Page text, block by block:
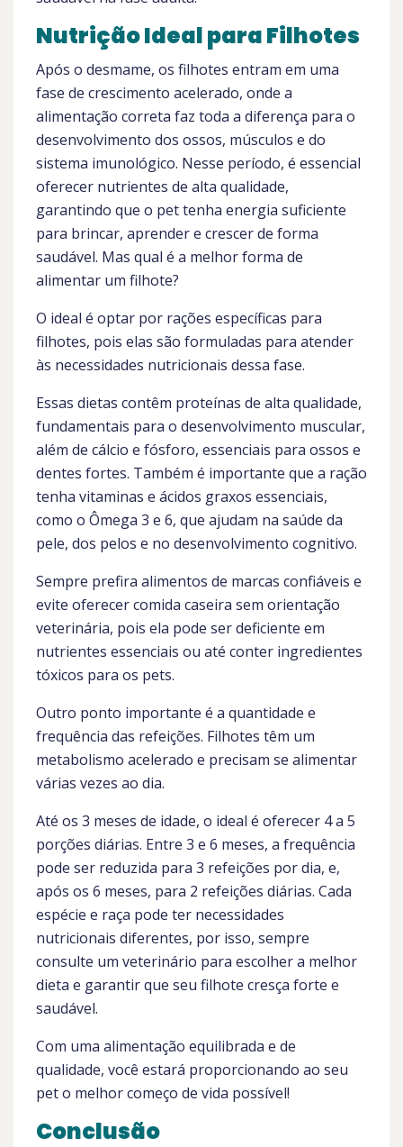
Nutrição Ideal para Filhotes
Após o desmame, os filhotes entram em uma
fase de crescimento acelerado, onde a
alimentação correta faz toda a diferença para o
desenvolvimento dos ossos, músculos e do
sistema imunológico. Nesse período, é essencial
oferecer nutrientes de alta qualidade,
garantindo que o pet tenha energia suficiente
para brincar, aprender e crescer de forma
saudável. Mas qual é a melhor forma de
alimentar um filhote?
O ideal é optar por rações específicas para
filhotes, pois elas são formuladas para atender
às necessidades nutricionais dessa fase.
Essas dietas contêm proteínas de alta qualidade,
fundamentais para o desenvolvimento muscular,
além de cálcio e fósforo, essenciais para ossos e
dentes fortes. Também é importante que a ração
tenha vitaminas e ácidos graxos essenciais,
como o Ômega 3 e 6, que ajudam na saúde da
pele, dos pelos e no desenvolvimento cognitivo.
Sempre prefira alimentos de marcas confiáveis e
evite oferecer comida caseira sem orientação
veterinária, pois ela pode ser deficiente em
nutrientes essenciais ou até conter ingredientes
tóxicos para os pets.
Outro ponto importante é a quantidade e
frequência das refeições. Filhotes têm um
metabolismo acelerado e precisam se alimentar
várias vezes ao dia.
Até os 3 meses de idade, o ideal é oferecer 4 a 5
porções diárias. Entre 3 e 6 meses, a frequência
pode ser reduzida para 3 refeições por dia, e,
após os 6 meses, para 2 refeições diárias. Cada
espécie e raça pode ter necessidades
nutricionais diferentes, por isso, sempre
consulte um veterinário para escolher a melhor
dieta e garantir que seu filhote cresça forte e
saudável.
Com uma alimentação equilibrada e de
qualidade, você estará proporcionando ao seu
pet o melhor começo de vida possível!
Conclusão